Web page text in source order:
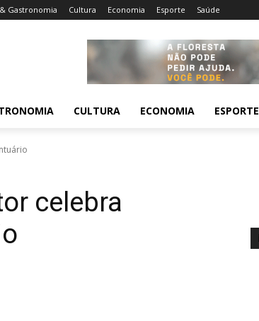
Gastronomia Cultura Economia Esporte Saúde
CULTURA ECONOMIA ESPORTE
celebra